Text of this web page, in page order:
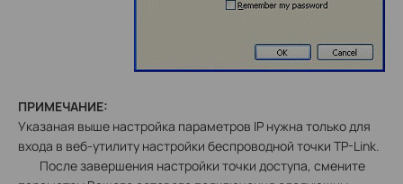
ПРИМЕЧАНИЕ:
Указаная выше настройка параметров IP нужна только для
входа в веб-утилиту настройки беспроводной точки TP-Link.
После завершения настройки точки доступа, смените